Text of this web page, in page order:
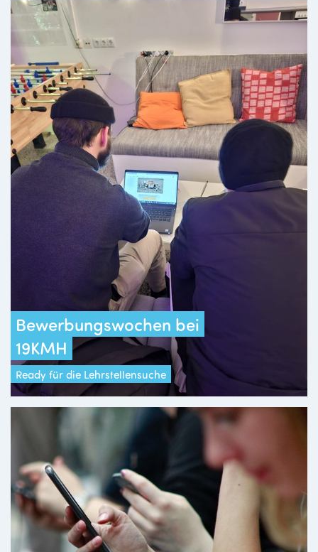
Bewerbungswochen bei
19KMH
Ready für die Lehrstellensuche